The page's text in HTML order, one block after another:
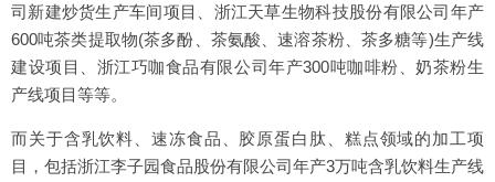
司新建炒货生产车间项目、浙江天草生物科技股份有限公司年产
600吨茶类提取物(茶多酚、茶氨酸、速溶茶粉、茶多糖等)生产线
建设项目、浙江巧咖食品有限公司年产300吨咖啡粉、奶茶粉生
产线项目等等。
而关于含乳饮料、速冻食品、胶原蛋白肽、糕点领域的加工项
目，包括浙江李子园食品股份有限公司年产3万吨含乳饮料生产线